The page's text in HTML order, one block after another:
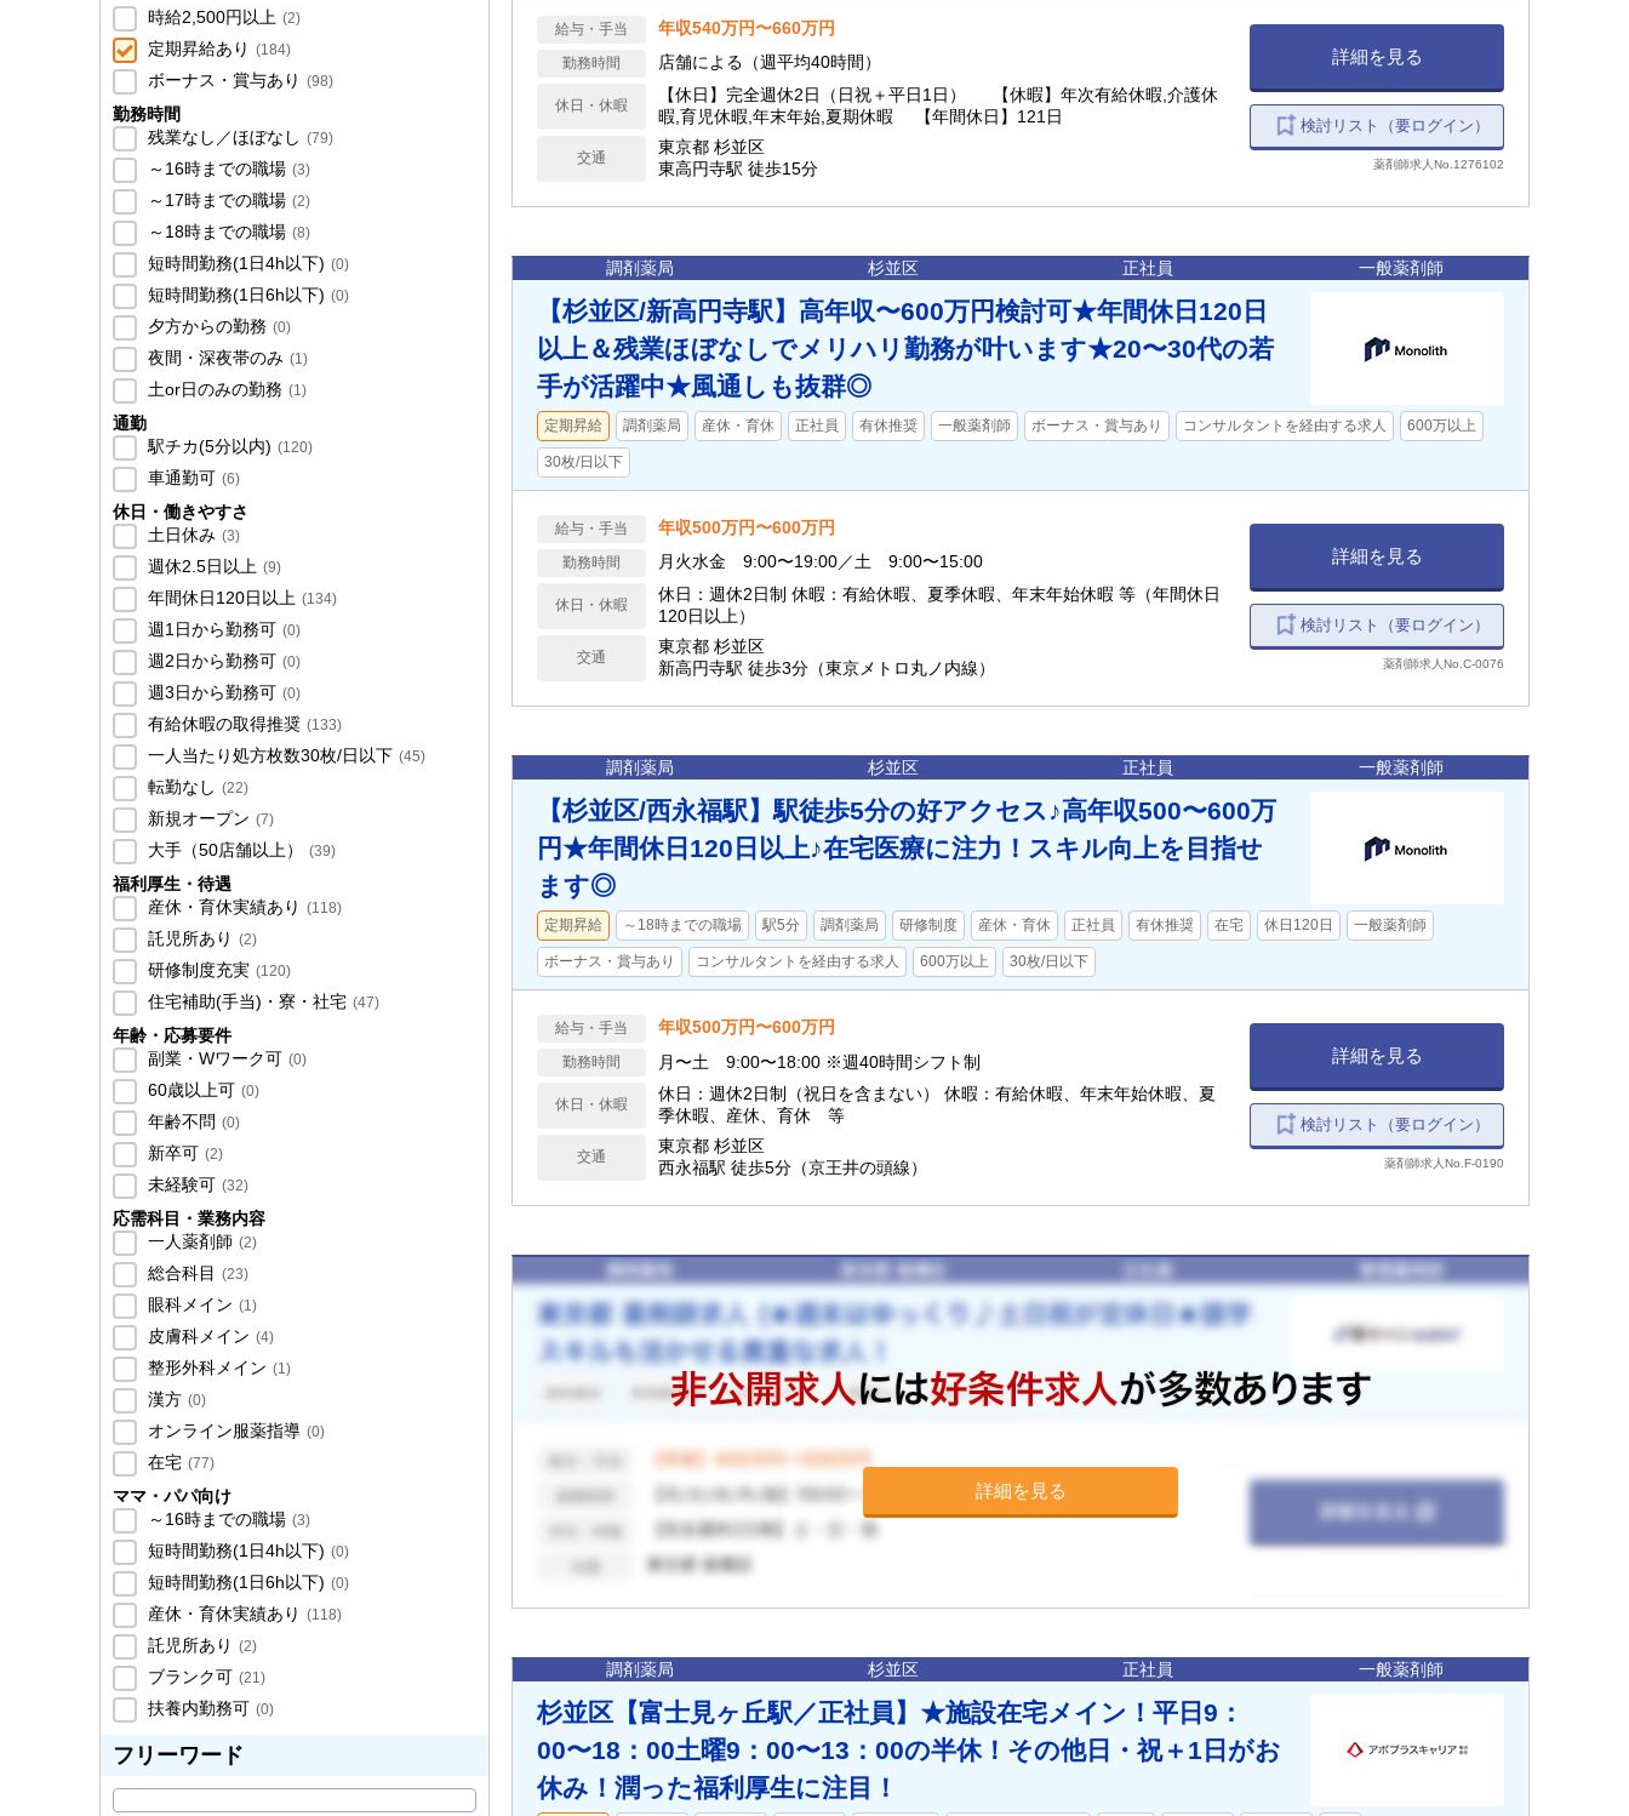
時給2,500円以上 (2)
定期昇給あり (184)
ボーナス・賞与あり (98)
勤務時間
残業なし／ほぼなし (79)
～16時までの職場 (3)
～17時までの職場 (2)
～18時までの職場 (8)
短時間勤務(1日4h以下) (0)
短時間勤務(1日6h以下) (0)
夕方からの勤務 (0)
夜間・深夜帯のみ (1)
土or日のみの勤務 (1)
通勤
駅チカ(5分以内) (120)
車通勤可 (6)
休日・働きやすさ
土日休み (3)
週休2.5日以上 (9)
年間休日120日以上 (134)
週1日から勤務可 (0)
週2日から勤務可 (0)
週3日から勤務可 (0)
有給休暇の取得推奨 (133)
一人当たり処方枚数30枚/日以下 (45)
転勤なし (22)
新規オープン (7)
大手（50店舗以上） (39)
福利厚生・待遇
産休・育休実績あり (118)
託児所あり (2)
研修制度充実 (120)
住宅補助(手当)・寮・社宅 (47)
年齢・応募要件
副業・Wワーク可 (0)
60歳以上可 (0)
年齢不問 (0)
新卒可 (2)
未経験可 (32)
応需科目・業務内容
一人薬剤師 (2)
総合科目 (23)
眼科メイン (1)
皮膚科メイン (4)
整形外科メイン (1)
漢方 (0)
オンライン服薬指導 (0)
在宅 (77)
ママ・パパ向け
～16時までの職場 (3)
短時間勤務(1日4h以下) (0)
短時間勤務(1日6h以下) (0)
産休・育休実績あり (118)
託児所あり (2)
ブランク可 (21)
扶養内勤務可 (0)
フリーワード
給与・手当 年収540万円〜660万円
勤務時間 店舗による（週平均40時間）
休日・休暇
【休日】完全週休2日（日祝＋平日1日） 【休暇】年次有給休暇,介護休
暇,育児休暇,年末年始,夏期休暇 【年間休日】121日
交通
東京都 杉並区
東高円寺駅 徒歩15分
詳細を見る
検討リスト（要ログイン）
薬剤師求人No.1276102
調剤薬局 杉並区 正社員 一般薬剤師
【杉並区/新高円寺駅】高年収〜600万円検討可★年間休日120日
以上＆残業ほぼなしでメリハリ勤務が叶います★20〜30代の若
手が活躍中★風通しも抜群◎
定期昇給 調剤薬局 産休・育休 正社員 有休推奨 一般薬剤師 ボーナス・賞与あり コンサルタントを経由する求人 600万以上
30枚/日以下
給与・手当 年収500万円〜600万円
勤務時間 月火水金 9:00〜19:00／土 9:00〜15:00
休日・休暇
休日：週休2日制 休暇：有給休暇、夏季休暇、年末年始休暇 等（年間休日
120日以上）
交通
東京都 杉並区
新高円寺駅 徒歩3分（東京メトロ丸ノ内線）
詳細を見る
検討リスト（要ログイン）
薬剤師求人No.C-0076
調剤薬局 杉並区 正社員 一般薬剤師
【杉並区/西永福駅】駅徒歩5分の好アクセス♪高年収500〜600万
円★年間休日120日以上♪在宅医療に注力！スキル向上を目指せ
ます◎
定期昇給 ～18時までの職場 駅5分 調剤薬局 研修制度 産休・育休 正社員 有休推奨 在宅 休日120日 一般薬剤師
ボーナス・賞与あり コンサルタントを経由する求人 600万以上 30枚/日以下
給与・手当 年収500万円〜600万円
勤務時間 月〜土 9:00〜18:00 ※週40時間シフト制
休日・休暇
休日：週休2日制（祝日を含まない） 休暇：有給休暇、年末年始休暇、夏
季休暇、産休、育休 等
交通
東京都 杉並区
西永福駅 徒歩5分（京王井の頭線）
詳細を見る
検討リスト（要ログイン）
薬剤師求人No.F-0190
詳細を見る
調剤薬局 杉並区 正社員 一般薬剤師
杉並区【富士見ヶ丘駅／正社員】★施設在宅メイン！平日9：
00〜18：00土曜9：00〜13：00の半休！その他日・祝＋1日がお
休み！潤った福利厚生に注目！